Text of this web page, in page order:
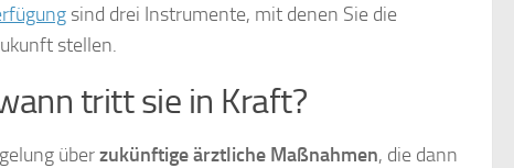
sind drei Instrumente, mit denen Sie die
stellen.
tritt sie in Kraft?
überzukünftige ärztliche Maßnahmen, die dann